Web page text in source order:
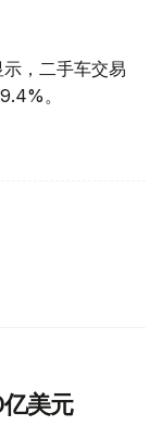
，二手车交易
。
美元